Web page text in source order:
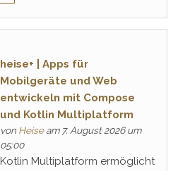
heise+ | Apps für
Mobilgeräte und Web
entwickeln mit Compose
und Kotlin Multiplatform
von Heiseam 7. August 2026 um
05:00
Kotlin Multiplatform ermöglicht